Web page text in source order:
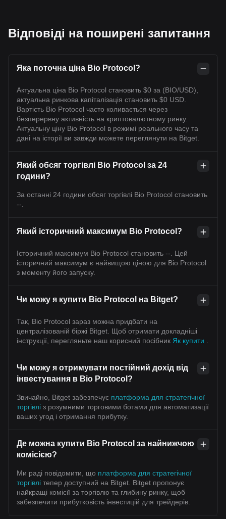
Відповіді на поширені запитання
Яка поточна ціна Bio Protocol?
Актуальна ціна Bio Protocol становить $0 за (BIO/USD),
актуальна ринкова капіталізація становить $0 USD.
Вартість Bio Protocol часто коливається через
безперервну активність на криптовалютному ринку.
Актуальну ціну Bio Protocol в режимі реального часу та
дані на історії ви завжди можете переглянути на Bitget.
Який обсяг торгівлі Bio Protocol за 24
години?
За останні 24 години обсяг торгівлі Bio Protocol становить
--.
Який історичний максимум Bio Protocol?
Історичний максимум Bio Protocol становить --. Цей
історичний максимум є найвищою ціною для Bio Protocol
з моменту його запуску.
Чи можу я купити Bio Protocol на Bitget?
Так, Bio Protocol зараз можна придбати на
централізованій біржі Bitget. Щоб отримати докладніші
інструкції, перегляньте наш корисний посібник Як купити
Чи можу я отримувати постійний дохід від
інвестування в Bio Protocol?
Звичайно, Bitget забезпечує платформа для стратегічної
торгівлі з розумними торговими ботами для автоматизації
ваших угод і отримання прибутку.
Де можна купити Bio Protocol за найнижчою
комісією?
Ми раді повідомити, що платформа для стратегічної
торгівлі тепер доступний на Bitget. Bitget пропонує
найкращі комісії за торгівлю та глибину ринку, щоб
забезпечити прибутковість інвестицій для трейдерів.